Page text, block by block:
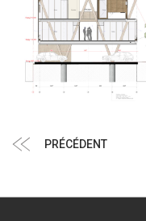
de
Article
PRÉCÉDENT